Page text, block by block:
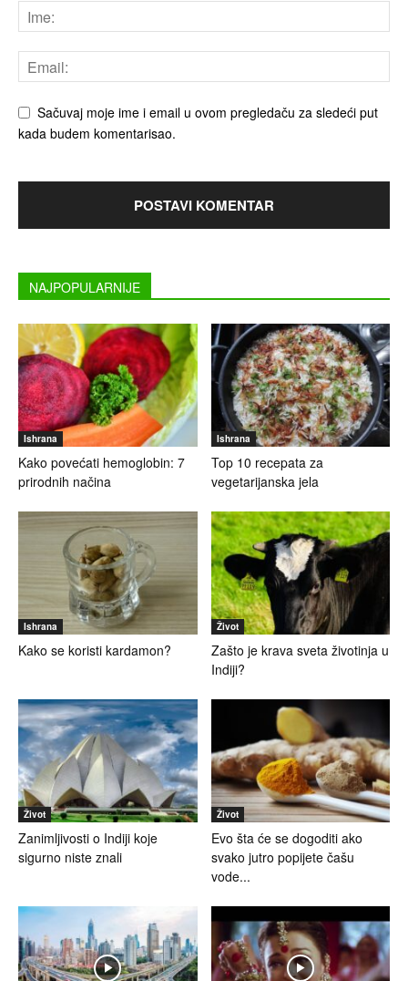
Sačuvaj moje ime i email u ovom pregledaču za sledeći put
kada budem komentarisao.
NAJPOPULARNIJE
Ishrana
Kako povećati hemoglobin: 7
prirodnih načina
Ishrana
Top 10 recepata za
vegetarijanska jela
Ishrana
Kako se koristi kardamon?
Život
Zašto je krava sveta životinja u
Indiji?
Život
Zanimljivosti o Indiji koje
sigurno niste znali
Život
Evo šta će se dogoditi ako
svako jutro popijete čašu
vode...